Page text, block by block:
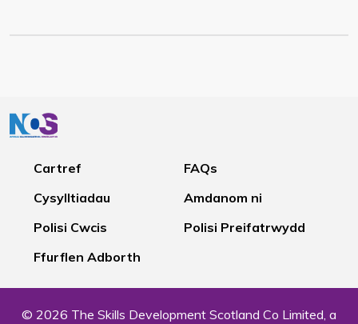
Cartref
FAQs
Cysylltiadau
Amdanom ni
Polisi Cwcis
Polisi Preifatrwydd
Ffurflen Adborth
© 2026 The Skills Development Scotland Co Limited, a